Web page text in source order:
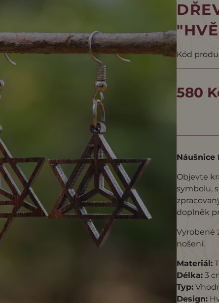
Kód
580
Náušnice
Objevte
symbolu,
doplněk
Vyrobené
nošení.
Materiál:
Délka: 3
Typ:
Design: